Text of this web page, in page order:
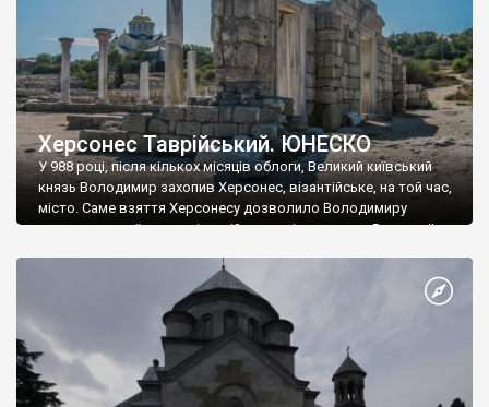
Херсонес Таврійський. ЮНЕСКО
У 988 році, після кількох місяців облоги, Великий київський
князь Володимир захопив Херсонес, візантійське, на той час,
місто. Саме взяття Херсонесу дозволило Володимиру
диктувати свої умови візантійському імператору Василю ІІ, та
Херсонесі Володимир-язичник, став Василем-християнином.
А потім було Хрещення Русі. На честь Херсонесу Таврійського